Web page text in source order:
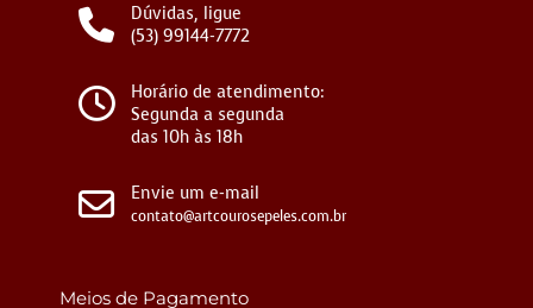
Dúvidas, ligue
(53) 99144-7772
Horário de atendimento:
Segunda a segunda
das 10h às 18h
Envie um e-mail
contato@artcourosepeles.com.br
Meios de Pagamento